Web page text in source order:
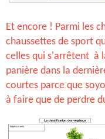
Et encore ! Parmi les
chaussettes de sport
celles qui s'arrêtent à
panière dans la
courtes parce que
à faire que de perdre